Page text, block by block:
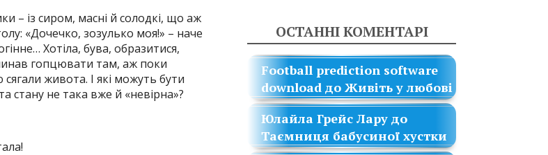
– із сиром, масні й солодкі, що аж
«Дочечко, зозулько моя!» – наче
Хотіла, бува, образитися,
гопцювати там, аж поки
живота. І які можуть бути
стану не така вже й «невірна»?
ОСТАННІ КОМЕНТАРІ
Football prediction software
download до Живіть у любові
Юлайла Грейс Лару до
Таємниця бабусиної хустки